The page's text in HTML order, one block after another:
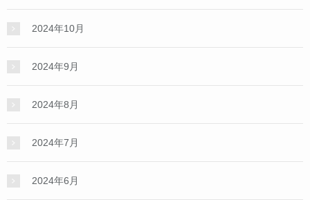
2024年10月
2024年9月
2024年8月
2024年7月
2024年6月